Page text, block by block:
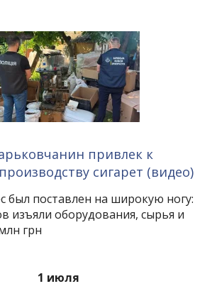
привлек к
сигарет (видео)
был поставлен на широкую ногу:
изъяли оборудования, сырья и
грн
1 июля